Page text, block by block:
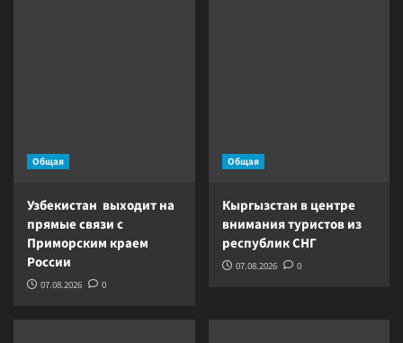
Общая
Узбекистан выходит на
прямые связи с
Приморским краем
России
07.08.2026 0
Общая
Кыргызстан в центре
внимания туристов из
республик СНГ
07.08.2026 0